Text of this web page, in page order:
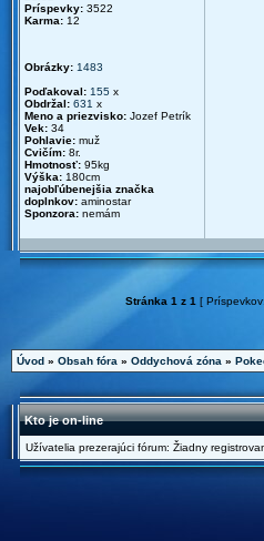
Príspevky: 3522
Karma: 12
Obrázky: 1483
Poďakoval: 155 x
Obdržal: 631 x
Meno a priezvisko: Jozef Petrík
Vek: 34
Pohlavie: muž
Cvičím: 8r.
Hmotnosť: 95kg
Výška: 180cm
najobľúbenejšia značka
doplnkov: aminostar
Sponzora: nemám
Stránka 1 z 1 [
Úvod » Obsah fóra » Oddychová zóna »
Kto je on-line
Užívatelia prezerajúci fórum: Žiadny